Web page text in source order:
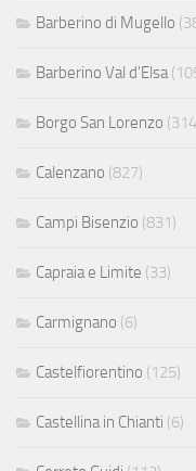
Barberino di Mugello
Barberino Val d'Elsa
Borgo San Lorenzo
Calenzano (827)
Campi Bisenzio (831)
Capraia e Limite (33)
Carmignano (6)
Castelfiorentino (125)
Castellina in Chianti (6)